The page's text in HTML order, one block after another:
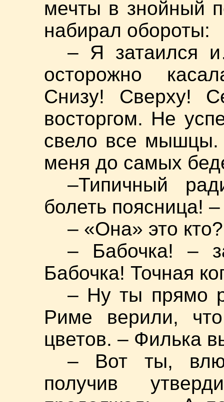
мечты в знойный
набирал обороты:
– Я затаился
осторожно
Снизу! Сверху!
восторгом. Не
свело все мышцы.
меня до самых
–Типичный
болеть поясница!
– «Она» это
– Бабочка! –
Бабочка! Точная
– Ну ты прямо
Риме верили,
цветов. – Филька
– Вот ты,
получив